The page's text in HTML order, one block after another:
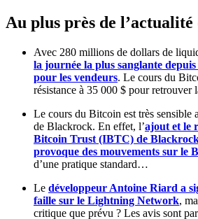
Au plus près de
Avec 280 millions de dollars de
la journée la plus sanglante
pour les vendeurs. Le cours du
résistance à 35 000 $ pour retrouver
Le cours du Bitcoin est très sensible
de Blackrock. En effet, l’ajout et le
Bitcoin Trust (IBTC) de
provoque des mouvements sur le
d’une pratique standard…
Le développeur Antoine Riard a
faille sur le Lightning Network,
critique que prévu ? Les avis sont